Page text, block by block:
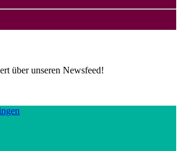
über unseren Newsfeed!